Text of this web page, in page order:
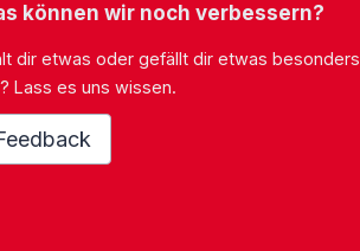
können wir noch verbessern?
dir etwas oder gefällt dir etwas besonders
Lass es uns wissen.